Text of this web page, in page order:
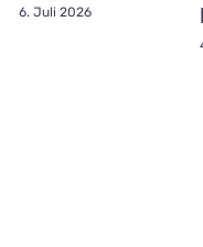
6. Juli 2026